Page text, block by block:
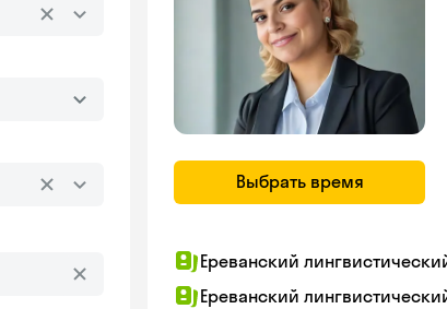
Выбрать время
Ереванский
Ереванский